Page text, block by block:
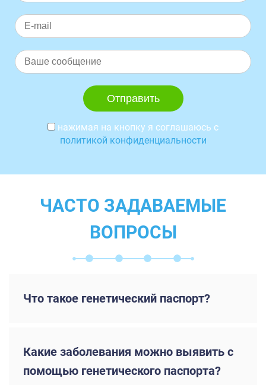
нажимая на кнопку я соглашаюсь с
политикой конфиденциальности
ЧАСТО ЗАДАВАЕМЫЕ
ВОПРОСЫ
Что такое генетический паспорт?
Какие заболевания можно выявить с
помощью генетического паспорта?